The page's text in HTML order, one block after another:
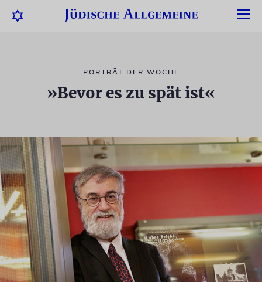
PORTRÄT DER WOCHE
»Bevor es zu spät ist«